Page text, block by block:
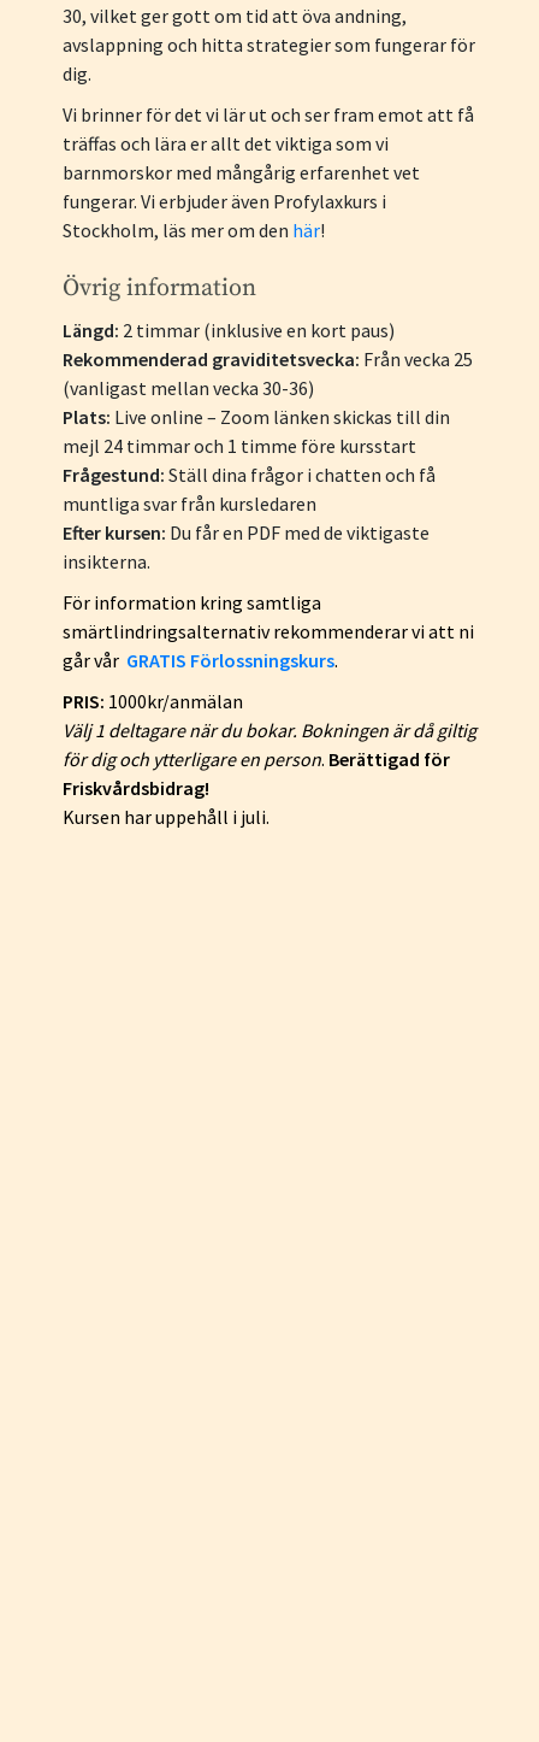
30, vilket ger gott om tid att öva andning,
avslappning och hitta strategier som fungerar för
dig.
Vi brinner för det vi lär ut och ser fram emot att få
träffas och lära er allt det viktiga som vi
barnmorskor med mångårig erfarenhet vet
fungerar. Vi erbjuder även Profylaxkurs i
Stockholm, läs mer om den här!
Övrig information
Längd: 2 timmar (inklusive en kort paus)
Rekommenderad graviditetsvecka: Från vecka 25
(vanligast mellan vecka 30-36)
Plats: Live online – Zoom länken skickas till din
mejl 24 timmar och 1 timme före kursstart
Frågestund: Ställ dina frågor i chatten och få
muntliga svar från kursledaren
Efter kursen: Du får en PDF med de viktigaste
insikterna.
För information kring samtliga
smärtlindringsalternativ rekommenderar vi att ni
går vår GRATIS Förlossningskurs.
PRIS: 1000kr/anmälan
Välj 1 deltagare när du bokar. Bokningen är då giltig
för dig och ytterligare en person. Berättigad för
Friskvårdsbidrag!
Kursen har uppehåll i juli.